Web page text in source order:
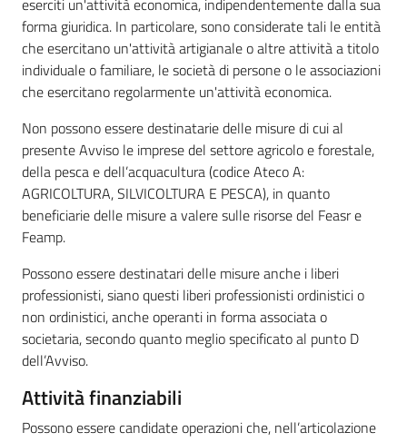
eserciti un'attività economica, indipendentemente dalla sua
forma giuridica. In particolare, sono considerate tali le entità
che esercitano un'attività artigianale o altre attività a titolo
individuale o familiare, le società di persone o le associazioni
che esercitano regolarmente un'attività economica.
Non possono essere destinatarie delle misure di cui al
presente Avviso le imprese del settore agricolo e forestale,
della pesca e dell’acquacultura (codice Ateco A:
AGRICOLTURA, SILVICOLTURA E PESCA), in quanto
beneficiarie delle misure a valere sulle risorse del Feasr e
Feamp.
Possono essere destinatari delle misure anche i liberi
professionisti, siano questi liberi professionisti ordinistici o
non ordinistici, anche operanti in forma associata o
societaria, secondo quanto meglio specificato al punto D
dell’Avviso.
Attività finanziabili
Possono essere candidate operazioni che, nell’articolazione